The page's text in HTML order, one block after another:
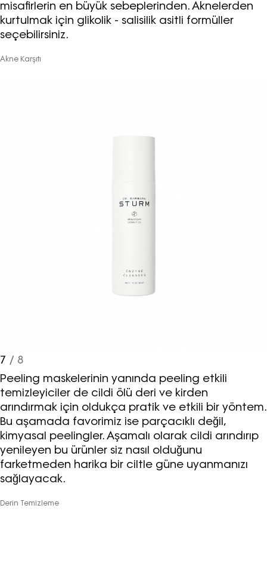
misafirlerin en büyük sebeplerinden. Aknelerden
kurtulmak için glikolik - salisilik asitli formüller
seçebilirsiniz.
Akne Karşıtı
7 / 8
Peeling maskelerinin yanında peeling etkili
temizleyiciler de cildi ölü deri ve kirden
arındırmak için oldukça pratik ve etkili bir yöntem.
Bu aşamada favorimiz ise parçacıklı değil,
kimyasal peelingler. Aşamalı olarak cildi arındırıp
yenileyen bu ürünler siz nasıl olduğunu
farketmeden harika bir ciltle güne uyanmanızı
sağlayacak.
Derin Temizleme